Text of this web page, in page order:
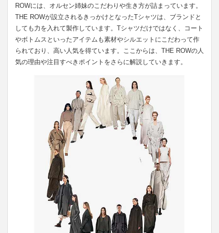
ROWには、オルセン姉妹のこだわりや生き方が詰まっています。
THE ROWが設立されるきっかけとなったTシャツは、ブランドと
しても力を入れて製作しています。Tシャツだけではなく、コート
やボトムスといったアイテムも素材やシルエットにこだわって作
られており、高い人気を得ています。ここからは、THE ROWの人
気の理由や注目すべきポイントをさらに解説していきます。